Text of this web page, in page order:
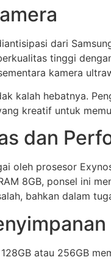
dari
tinggi
kamera
kalah hebatnya.
kreatif untuk
dan
oleh prosesor
8GB, ponsel ini
bahkan dalam
atau 256GB